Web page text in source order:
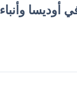
وأنباء